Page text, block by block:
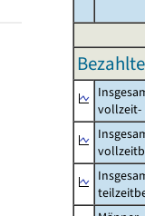
vollzeit-